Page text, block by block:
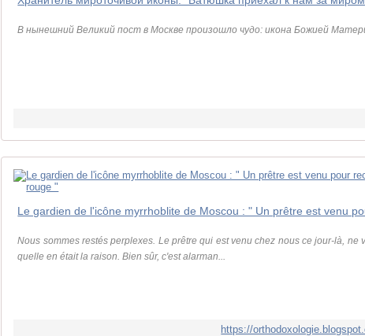
В нынешний Великий пост в Москве произошло чудо: икона Божией
Nous sommes restés perplexes. Le prêtre qui est venu chez nous ce jour-là,
quelle en était la raison. Bien sûr, c'est alarman...
https://